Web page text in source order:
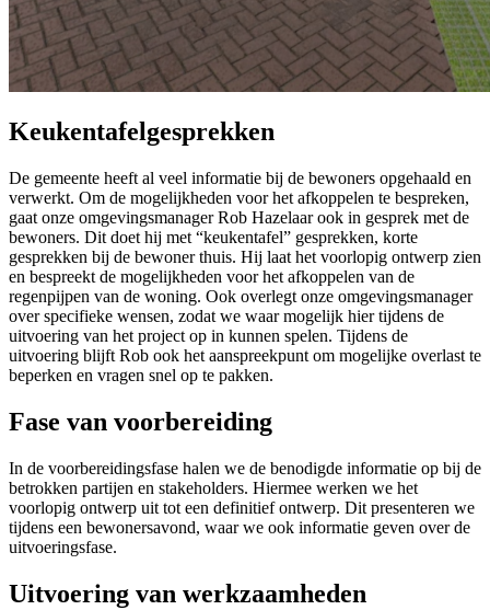
Keukentafelgesprekken
De gemeente heeft al veel informatie bij de bewoners opgehaald en
verwerkt. Om de mogelijkheden voor het afkoppelen te bespreken,
gaat onze omgevingsmanager Rob Hazelaar ook in gesprek met de
bewoners. Dit doet hij met “keukentafel” gesprekken, korte
gesprekken bij de bewoner thuis. Hij laat het voorlopig ontwerp zien
en bespreekt de mogelijkheden voor het afkoppelen van de
regenpijpen van de woning. Ook overlegt onze omgevingsmanager
over specifieke wensen, zodat we waar mogelijk hier tijdens de
uitvoering van het project op in kunnen spelen. Tijdens de
uitvoering blijft Rob ook het aanspreekpunt om mogelijke overlast te
beperken en vragen snel op te pakken.
Fase van voorbereiding
In de voorbereidingsfase halen we de benodigde informatie op bij de
betrokken partijen en stakeholders. Hiermee werken we het
voorlopig ontwerp uit tot een definitief ontwerp. Dit presenteren we
tijdens een bewonersavond, waar we ook informatie geven over de
uitvoeringsfase.
Uitvoering van werkzaamheden